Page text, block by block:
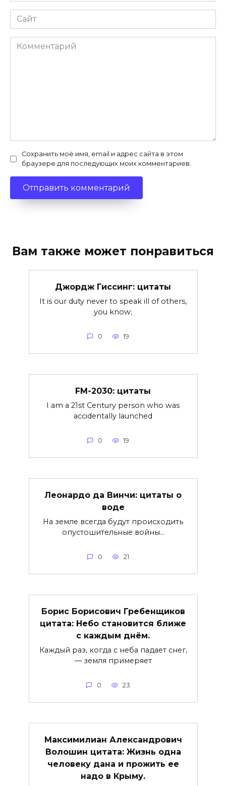
Сайт
Комментарий
Сохранить моё имя, email и адрес сайта в этом
браузере для последующих моих комментариев.
Вам также может понравиться
Джордж Гиссинг: цитаты
It is our duty never to speak ill of others,
you know;
0 19
FM-2030: цитаты
I am a 21st Century person who was
accidentally launched
0 19
Леонардо да Винчи: цитаты о
воде
На земле всегда будут происходить
опустошительные войны…
0 21
Борис Борисович Гребенщиков
цитата: Небо становится ближе
с каждым днём.
Каждый раз, когда с неба падает снег,
— земля примеряет
0 23
Максимилиан Александрович
Волошин цитата: Жизнь одна
человеку дана и прожить ее
надо в Крыму.